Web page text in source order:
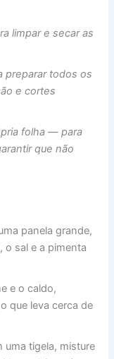
limpar e secar as
preparar todos os
e cortes
folha — para
que não
panela grande,
o sal e a pimenta
e o caldo,
que leva cerca de
uma tigela, misture